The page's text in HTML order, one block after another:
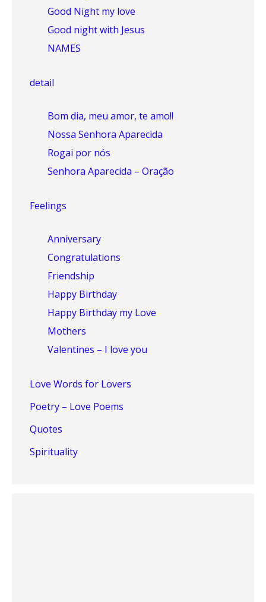
Good Night my love
Good night with Jesus
NAMES
detail
Bom dia, meu amor, te amo!!
Nossa Senhora Aparecida
Rogai por nós
Senhora Aparecida – Oração
Feelings
Anniversary
Congratulations
Friendship
Happy Birthday
Happy Birthday my Love
Mothers
Valentines – I love you
Love Words for Lovers
Poetry – Love Poems
Quotes
Spirituality